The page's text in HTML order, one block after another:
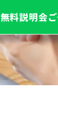
無料説明会